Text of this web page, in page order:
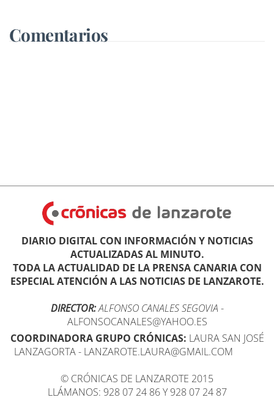
Comentarios
DIARIO DIGITAL CON INFORMACIÓN Y NOTICIAS
ACTUALIZADAS AL MINUTO.
TODA LA ACTUALIDAD DE LA PRENSA CANARIA CON
ESPECIAL ATENCIÓN A LAS NOTICIAS DE LANZAROTE.
DIRECTOR:ALFONSO CANALES SEGOVIA -
ALFONSOCANALES@YAHOO.ES
COORDINADORA GRUPO CRÓNICAS: LAURA SAN JOSÉ
LANZAGORTA - LANZAROTE.LAURA@GMAIL.COM
© CRÓNICAS DE LANZAROTE 2015
LLÁMANOS: 928 07 24 86 Y 928 07 24 87